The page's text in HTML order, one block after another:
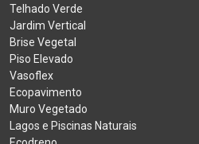
Telhado Verde
Jardim Vertical
Brise Vegetal
Piso Elevado
Vasoflex
Ecopavimento
Muro Vegetado
Lagos e Piscinas Naturais